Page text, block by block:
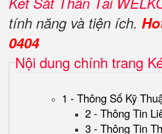
tính năng và tiện ích.
0404
Nội dung chính trang
1 - Thông Số Kỹ
2 - Thông Tin
3 - Thông Tin